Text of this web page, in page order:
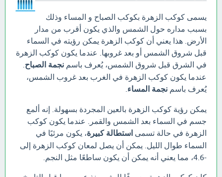
يسمى كوكب الزهرة بكوكب الصباح و المساء وذلك
بسبب مداره حول الشمس والذي يكون أقرب من مدار
الأرض. هذا يعني أن كوكب الزهرة يمكن رؤيته في السماء
قبل شروق الشمس أو بعد غروبها. عندما يكون كوكب الزهرة
في الشرق قبل شروق الشمس، يُعرف باسم نجمة الصباح
عندما يكون كوكب الزهرة في الغرب بعد غروب الشمس،
يُعرف باسم نجمة المساء
يمكن رؤية كوكب الزهرة بالعين المجردة بسهولة. إنه ألمع
جسم في السماء بعد الشمس والقمر. عندما يكون كوكب
الزهرة في حالة تسمى استطالة كبيرة، يكون مرئيًا في
السماء طوال الليل. يمكن أن يصل لمعان كوكب الزهرة إلى
-4.6، مما يعني أنه يمكن أن يكون ساطعًا مثل النجم.